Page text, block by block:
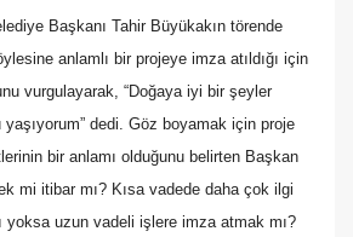
Başkanı Tahir Büyükakın törende
anlamlı bir projeye imza atıldığı için
vurgulayarak, “Doğaya iyi bir şeyler
yaşıyorum” dedi. Göz boyamak için proje
bir anlamı olduğunu belirten Başkan
mi itibar mı? Kısa vadede daha çok ilgi
yoksa uzun vadeli işlere imza atmak mı?